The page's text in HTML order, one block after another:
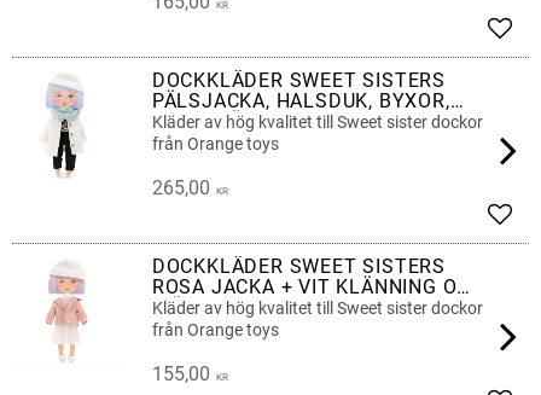
KR
Add
DOCKKLÄDER SWEET SISTERS
PÄLSJACKA, HALSDUK, BYXOR,
TOPP, MÖSSA
Kläder av hög kvalitet till Sweet sister dockor
från Orange toys
265,00 KR
Add
DOCKKLÄDER SWEET SISTERS
ROSA JACKA + VIT KLÄNNING O
MÖSSA
Kläder av hög kvalitet till Sweet sister dockor
från Orange toys
155,00 KR